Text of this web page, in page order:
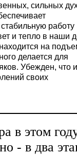
сильных
работу
и тепло в наши
на
делается для
Убежден, что
своих
в этом
- в два